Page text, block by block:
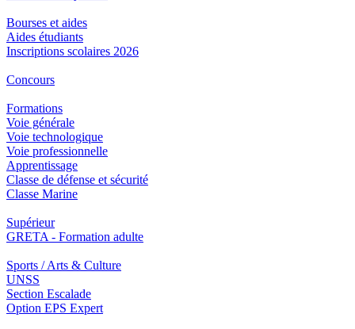
Bourses et aides
Aides étudiants
Inscriptions scolaires 2026
Concours
Formations
Voie générale
Voie technologique
Voie professionnelle
Apprentissage
Classe de défense et sécurité
Classe Marine
Supérieur
GRETA - Formation adulte
Sports / Arts & Culture
UNSS
Section Escalade
Option EPS Expert